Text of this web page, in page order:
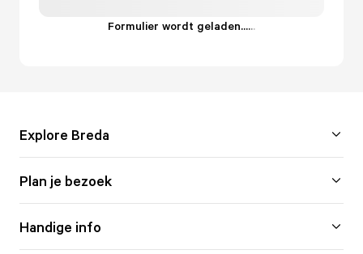
Formulier wordt geladen......
Explore Breda
Plan je bezoek
Handige info